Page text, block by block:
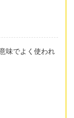
味でよく使われ